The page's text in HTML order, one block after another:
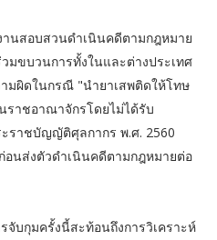
นสอบสวนดำเนินคดีตามกฎหมาย
มขบวนการทั้งในและต่างประเทศ
มผิดในกรณี "นำยาเสพติดให้โทษ
ราชอาณาจักรโดยไม่ได้รับ
ราชบัญญัติศุลกากร พ.ศ. 2560
อนส่งตัวดำเนินคดีตามกฎหมายต่อ
จับกุมครั้งนี้สะท้อนถึงการวิเคราะห์